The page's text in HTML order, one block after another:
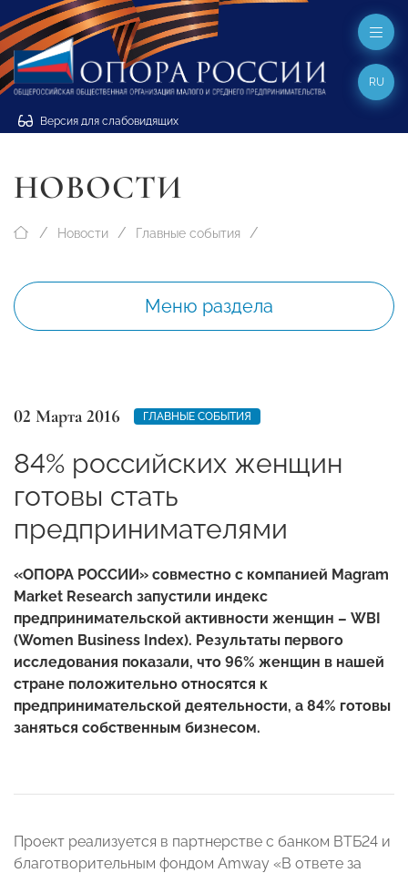
Версия для слабовидящих
RU
НОВОСТИ
Новости Главные события
Меню раздела
02 Марта 2016 ГЛАВНЫЕ СОБЫТИЯ
84% российских женщин
готовы стать
предпринимателями
«ОПОРА РОССИИ» совместно с компанией Magram
Market Research запустили индекс
предпринимательской активности женщин – WBI
(Women Business Index). Результаты первого
исследования показали, что 96% женщин в нашей
стране положительно относятся к
предпринимательской деятельности, а 84% готовы
заняться собственным бизнесом.
Проект реализуется в партнерстве с банком ВТБ24 и
благотворительным фондом Amway «В ответе за